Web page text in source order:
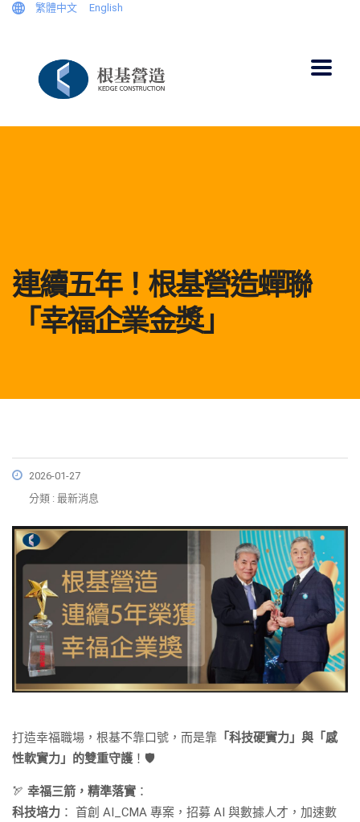
繁體中文 English
連續五年！根基營造蟬聯
「幸福企業金獎」
2026-01-27
分類 : 最新消息
打造幸福職場，根基不靠口號，而是靠 「科技硬實力」與「感
性軟實力」的雙重守護 ！🛡
🏹 幸福三箭，精準落實 ：
科技培力 ： 首創 AI_CMA 專案，招募 AI 與數據人才，加速數